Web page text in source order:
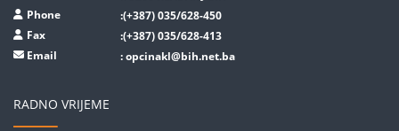
Phone :(+387) 035/628-450
Fax :(+387) 035/628-413
Email :opcinakl@bih.net.ba
RADNO VRIJEME